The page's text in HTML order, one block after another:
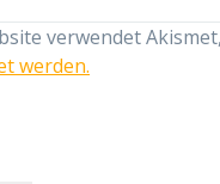
verwendet
werden.